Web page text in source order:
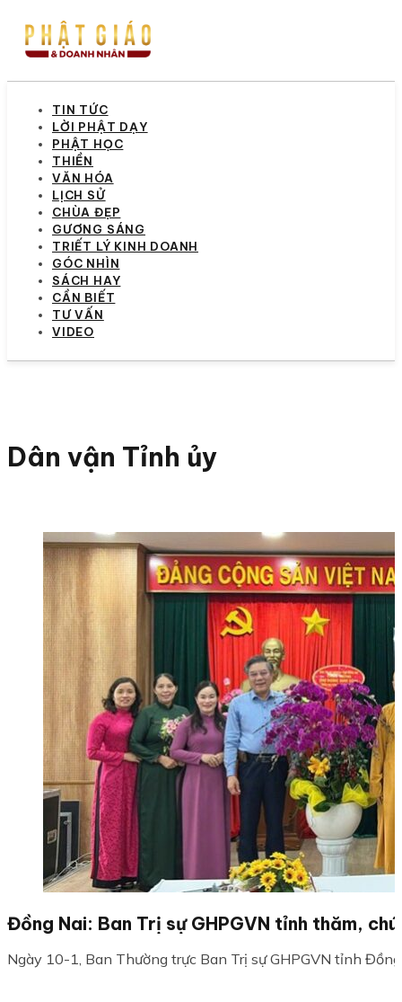
TIN TỨC
LỜI PHẬT DẠY
PHẬT HỌC
THIỀN
VĂN HÓA
LỊCH SỬ
CHÙA ĐẸP
GƯƠNG SÁNG
TRIẾT LÝ KINH DOANH
GÓC NHÌN
SÁCH HAY
CẦN BIẾT
TƯ VẤN
VIDEO
Dân vận Tỉnh ủy
Đồng Nai: Ban Trị sự GHPGVN tỉnh thăm,
Ngày 10-1, Ban Thường trực Ban Trị sự GHPGVN tỉnh